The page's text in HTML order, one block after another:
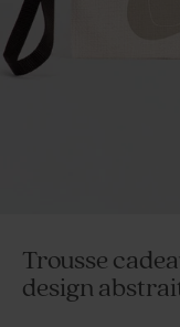
Trousse
design